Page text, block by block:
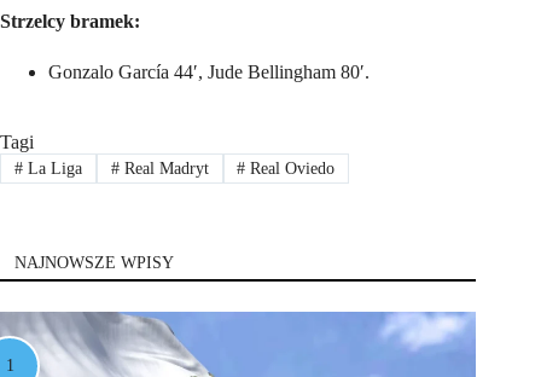
Strzelcy bramek:
Gonzalo García 44′, Jude Bellingham 80′.
Tagi
#La Liga #Real Madryt # Real Oviedo
NAJNOWSZE WPISY